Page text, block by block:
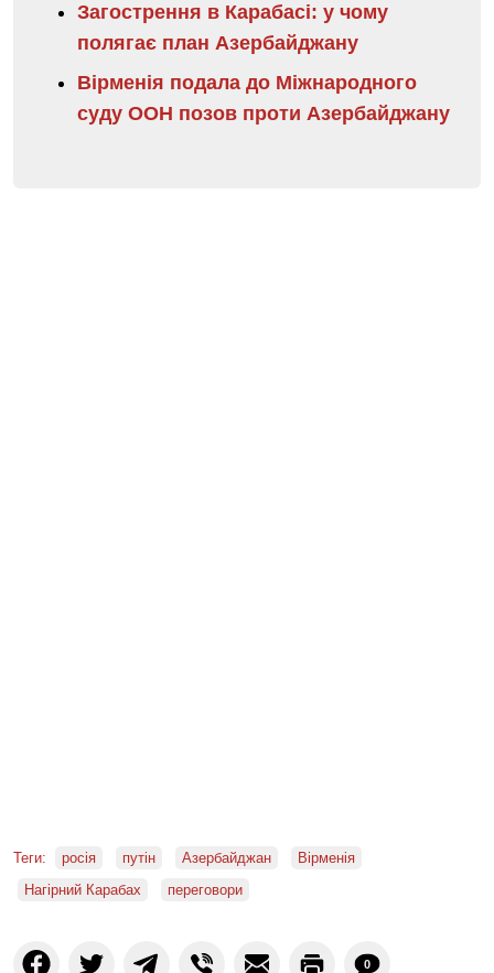
Загострення в Карабасі: у чому
полягає план Азербайджану
Вірменія подала до Міжнародного
суду ООН позов проти Азербайджану
Теги: росія путін Азербайджан
Вірменія
Нагірний Карабах
переговори
0